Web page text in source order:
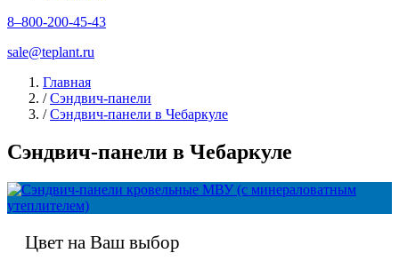
8–800-200-45-43
sale@teplant.ru
Главная
/ Сэндвич-панели
/ Сэндвич-панели в Чебаркуле
Сэндвич-панели в Чебаркуле
Цвет на Ваш выбор